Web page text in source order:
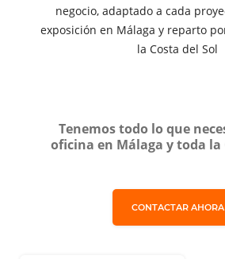
negocio, adaptado a cada
exposición en Málaga y reparto
la Costa del Sol
Tenemos todo lo que
oficina en Málaga y toda la
CONTACTAR AHORA